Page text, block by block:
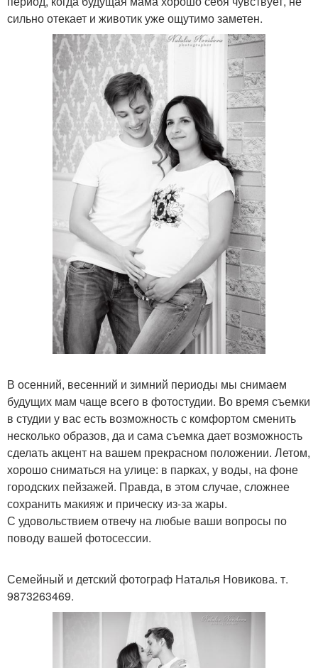
сильно отекает и животик уже ощутимо заметен.
В осенний, весенний и зимний периоды мы снимаем
будущих мам чаще всего в фотостудии. Во время съемки
в студии у вас есть возможность с комфортом сменить
несколько образов, да и сама съемка дает возможность
сделать акцент на вашем прекрасном положении. Летом,
хорошо сниматься на улице: в парках, у воды, на фоне
городских пейзажей. Правда, в этом случае, сложнее
сохранить макияж и прическу из-за жары.
С удовольствием отвечу на любые ваши вопросы по
поводу вашей фотосессии.
Семейный и детский фотограф Наталья Новикова. т.
9873263469.